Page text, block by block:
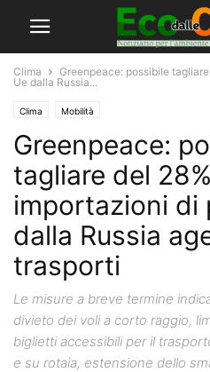
Clima
Greenpeace: possibile
Ue dalla Russia...
Clima Mobilità
Greenpeace:
tagliare del
importazioni di
dalla Russia
trasporti
Le misure a breve termine
divieto dei voli a corto raggio,
biglietti accessibili per il
e su rotaia, estensione dello